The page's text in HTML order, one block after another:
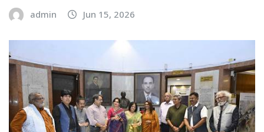
admin Jun 15, 2026